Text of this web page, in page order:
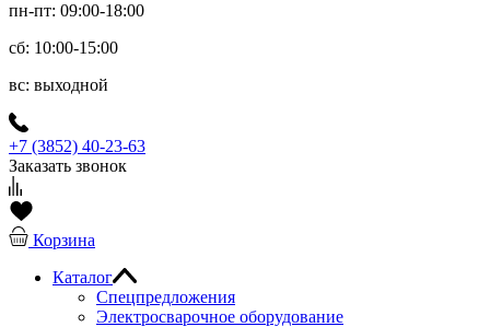
пн-пт: 09:00-18:00
сб: 10:00-15:00
вс: выходной
+7 (3852) 40-23-63
Заказать звонок
Корзина
Каталог
Спецпредложения
Электросварочное оборудование